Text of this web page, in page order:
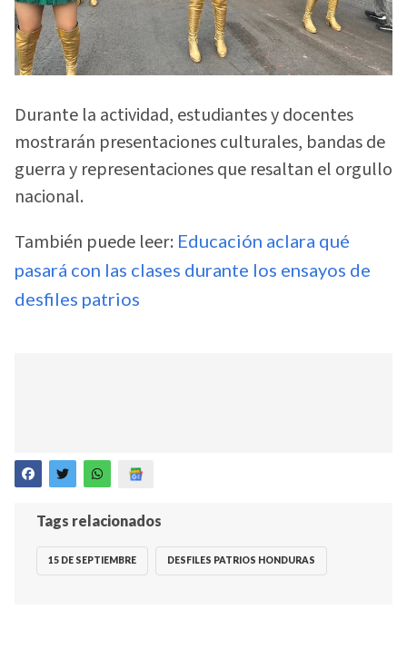
Durante la actividad, estudiantes y docentes
mostrarán presentaciones culturales, bandas de
guerra y representaciones que resaltan el orgullo
nacional.
También puede leer: Educación aclara qué
pasará con las clases durante los ensayos de
desfiles patrios
Tags relacionados
15 DE SEPTIEMBRE DESFILES PATRIOS HONDURAS